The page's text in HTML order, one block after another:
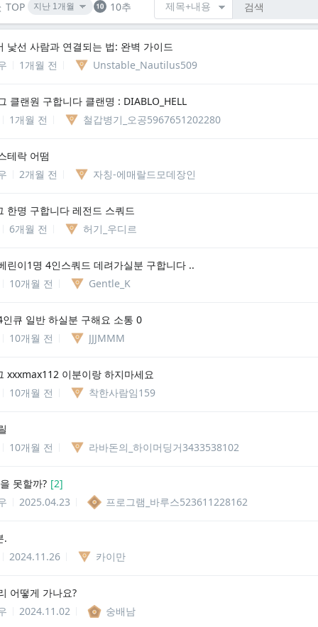
TOP 10추
낯선 사람과 연결되는 법: 완벽 가이드
1개월 전 Unstable_Nautilus509
클랜원 구합니다 클랜명 : DIABLO_HELL
1개월 전
철갑병기_오공5967651202280
테락 어떰
2개월 전 자칭-에매랄드모데장인
한명 구합니다 레전드 스쿼드
6개월 전
허기_우디르
린이1명 4인스쿼드 데려가실분 구합니다 ..
10개월 전
Gentle_K
큐 일반 하실분 구해요 소통 0
10개월 전
JJJMMM
xxxmax112 이분이랑 하지마세요
10개월 전
착한사람임159
10개월 전
라바돈의_하이머딩거3433538102
못할까? [2]
2025.04.23 프로그램_바루스523611228162
.
2024.11.26
카이만
어떻게 가나요?
2024.11.02 숭배남